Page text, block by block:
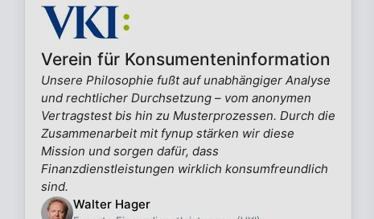
Verein für Konsumenteninformation
Unsere Philosophie fußt auf unabhängiger Analyse
und rechtlicher Durchsetzung – vom anonymen
Vertragstest bis hin zu Musterprozessen. Durch die
Zusammenarbeit mit fynup stärken wir diese
Mission und sorgen dafür, dass
Finanzdienstleistungen wirklich konsumfreundlich
sind.
Walter Hager